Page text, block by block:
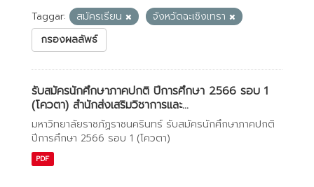
Taggar: สมัครเรียน
จังหวัดฉะเชิงเทรา
กรองผลลัพธ์
รับสมัครนักศึกษาภาคปกติ ปีการศึกษา 2566 รอบ 1
(โควตา) สำนักส่งเสริมวิชาการและ...
มหาวิทยาลัยราชภัฏราชนครินทร์ รับสมัครนักศึกษาภาคปกติ
ปีการศึกษา 2566 รอบ 1 (โควตา)
PDF